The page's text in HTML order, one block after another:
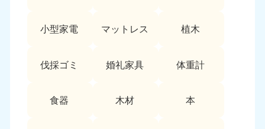
小型家電 マットレス 植木
伐採ゴミ 婚礼家具 体重計
食器 木材 本
050-1881-5255
9:00〜19:00 年中無休
050-1881-5259
9:00〜19:00 年中無休
静岡県 長野県